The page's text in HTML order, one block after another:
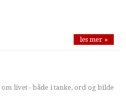
les mer »
livet - både i tanke, ord og bilde